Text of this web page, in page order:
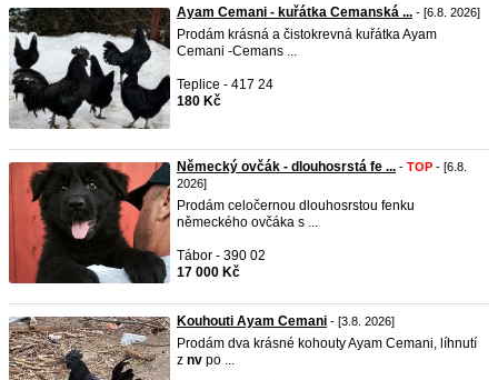
Ayam Cemani - kuřátka Cemanská ... - [6.8. 2026]
Prodám krásná a čistokrevná kuřátka Ayam
Cemani -Cemans ...
Teplice - 417 24
180 Kč
Německý ovčák - dlouhosrstá fe ... - TOP - [6.8.
2026]
Prodám celočernou dlouhosrstou fenku
německého ovčáka s ...
Tábor - 390 02
17 000 Kč
Kouhouti Ayam Cemani - [3.8. 2026]
Prodám dva krásné kohouty Ayam Cemani, líhnutí
z nv po ...